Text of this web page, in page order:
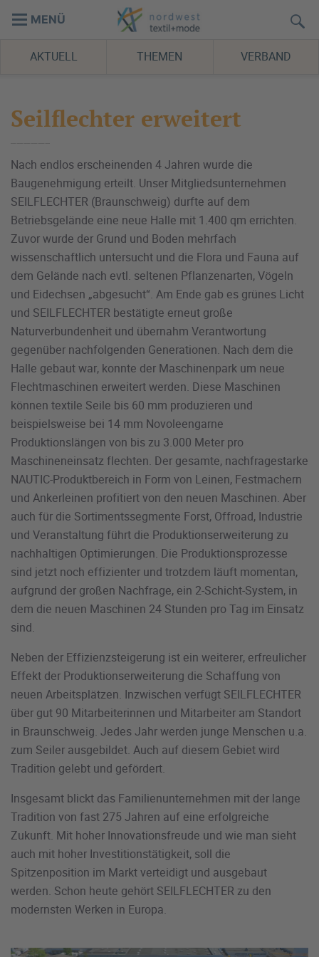
MENÜ
AKTUELL THEMEN VERBAND
Seilflechter erweitert
Nach endlos erscheinenden 4 Jahren wurde die
Baugenehmigung erteilt. Unser Mitgliedsunternehmen
SEILFLECHTER (Braunschweig) durfte auf dem
Betriebsgelände eine neue Halle mit 1.400 qm errichten.
Zuvor wurde der Grund und Boden mehrfach
wissenschaftlich untersucht und die Flora und Fauna auf
dem Gelände nach evtl. seltenen Pflanzenarten, Vögeln
und Eidechsen „abgesucht“. Am Ende gab es grünes Licht
und SEILFLECHTER bestätigte erneut große
Naturverbundenheit und übernahm Verantwortung
gegenüber nachfolgenden Generationen. Nach dem die
Halle gebaut war, konnte der Maschinenpark um neue
Flechtmaschinen erweitert werden. Diese Maschinen
können textile Seile bis 60 mm produzieren und
beispielsweise bei 14 mm Novoleengarne
Produktionslängen von bis zu 3.000 Meter pro
Maschineneinsatz flechten. Der gesamte, nachfragestarke
NAUTIC-Produktbereich in Form von Leinen, Festmachern
und Ankerleinen profitiert von den neuen Maschinen. Aber
auch für die Sortimentssegmente Forst, Offroad, Industrie
und Veranstaltung führt die Produktionserweiterung zu
nachhaltigen Optimierungen. Die Produktionsprozesse
sind jetzt noch effizienter und trotzdem läuft momentan,
aufgrund der großen Nachfrage, ein 2-Schicht-System, in
dem die neuen Maschinen 24 Stunden pro Tag im Einsatz
sind.
Neben der Effizienzsteigerung ist ein weiterer, erfreulicher
Effekt der Produktionserweiterung die Schaffung von
neuen Arbeitsplätzen. Inzwischen verfügt SEILFLECHTER
über gut 90 Mitarbeiterinnen und Mitarbeiter am Standort
in Braunschweig. Jedes Jahr werden junge Menschen u.a.
zum Seiler ausgebildet. Auch auf diesem Gebiet wird
Tradition gelebt und gefördert.
Insgesamt blickt das Familienunternehmen mit der lange
Tradition von fast 275 Jahren auf eine erfolgreiche
Zukunft. Mit hoher Innovationsfreude und wie man sieht
auch mit hoher Investitionstätigkeit, soll die
Spitzenposition im Markt verteidigt und ausgebaut
werden. Schon heute gehört SEILFLECHTER zu den
modernsten Werken in Europa.